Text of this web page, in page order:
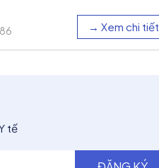
→ Xem chi tiết
tế